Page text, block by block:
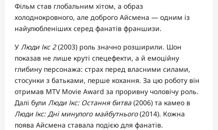
Фільм став глобальним хітом, а образ
холоднокровного, але доброго Айсмена — одним із
найулюбленіших серед фанатів франшизи.
У Люди Ікс 2(2003) роль значно розширили. Шон
показав не лише круті спецефекти, а й емоційну
глибину персонажа: страх перед власними силами,
стосунки з батьками, перше кохання. За цю роботу він
отримав MTV Movie Award за проривну чоловічу роль.
Далі були Люди Ікс: Остання битва (2006) та камео в
Люди Ікс: Дні минулого майбутнього(2014). Кожна
поява Айсмена ставала подією для фанатів.